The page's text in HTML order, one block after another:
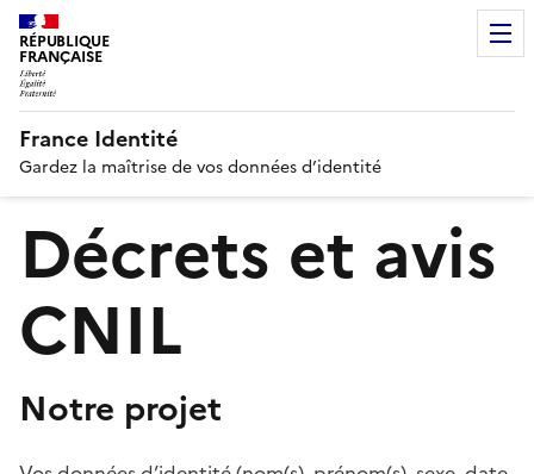
RÉPUBLIQUE
FRANÇAISE
France Identité
Gardez la maîtrise de vos données d’identité
Décrets et avis
CNIL
Notre projet